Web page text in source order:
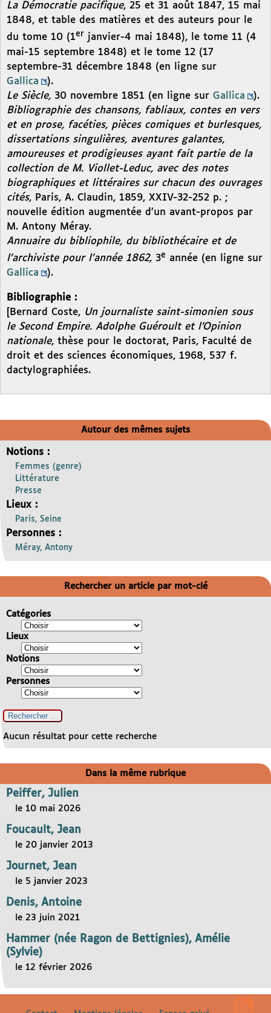
La Démocratie pacifique, 25 et 31 août 1847, 15 mai
1848, et table des matières et des auteurs pour le
du tome 10 (1er janvier-4 mai 1848), le tome 11 (4
mai-15 septembre 1848) et le tome 12 (17
septembre-31 décembre 1848 (en ligne sur
Gallica
).
Le Siècle, 30 novembre 1851 (en ligne sur Gallica
).
Bibliographie des chansons, fabliaux, contes en vers
et en prose, facéties, pièces comiques et burlesques,
dissertations singulières, aventures galantes,
amoureuses et prodigieuses ayant fait partie de la
collection de M. Viollet-Leduc, avec des notes
biographiques et littéraires sur chacun des ouvrages
cités, Paris, A. Claudin, 1859, XXIV-32-252 p. ;
nouvelle édition augmentée d’un avant-propos par
M. Antony Méray.
Annuaire du bibliophile, du bibliothécaire et de
l’archiviste pour l’année 1862, 3e année (en ligne sur
Gallica
).
Bibliographie :
[Bernard Coste, Un journaliste saint-simonien sous
le Second Empire. Adolphe Guéroult et l’Opinion
nationale, thèse pour le doctorat, Paris, Faculté de
droit et des sciences économiques, 1968, 537 f.
dactylographiées.
Autour des mêmes sujets
Notions :
Femmes (genre)
Littérature
Presse
Lieux :
Paris, Seine
Personnes :
Méray, Antony
Rechercher un article par mot-clé
Catégories
Lieux
Notions
Personnes
Aucun résultat pour cette recherche
Dans la même rubrique
Peiffer, Julien
le 10 mai 2026
Foucault, Jean
le 20 janvier 2013
Journet, Jean
le 5 janvier 2023
Denis, Antoine
le 23 juin 2021
Hammer (née Ragon de Bettignies), Amélie
(Sylvie)
le 12 février 2026